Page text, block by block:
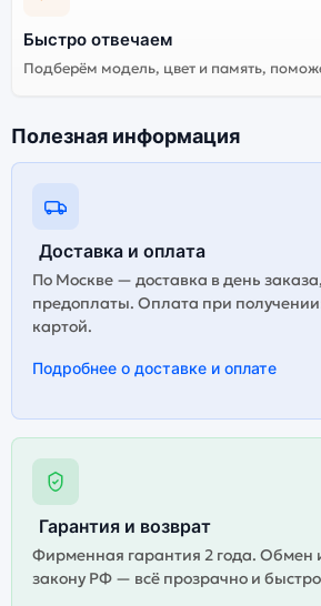
Быстро отвечаем
Подберём модель, цвет и память,
Полезная информация
Доставка и оплата
По Москве — доставка в день
предоплаты. Оплата при
картой.
Подробнее о доставке и оплате
Гарантия и возврат
Фирменная гарантия 2 года. Обмен
закону РФ — всё прозрачно и